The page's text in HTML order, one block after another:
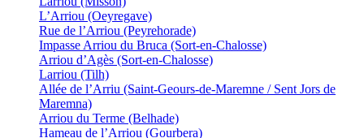
L’Arriou (Oeyregave)
Rue de l’Arriou (Peyrehorade)
Impasse Arriou du Bruca (Sort-en-Chalosse)
Arriou d’Agès (Sort-en-Chalosse)
Larriou (Tilh)
Allée de l’Arriu (Saint-Geours-de-Maremne / Sent Jors de
Maremna)
Arriou du Terme (Belhade)
Hameau de l’Arriou (Gourbera)